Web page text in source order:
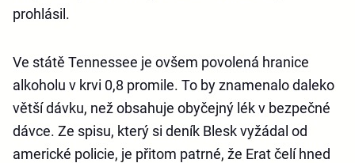
prohlásil.
Ve státě Tennessee je ovšem povolená hranice
alkoholu v krvi 0,8 promile. To by znamenalo daleko
větší dávku, než obsahuje obyčejný lék v bezpečné
dávce. Ze spisu, který si deník Blesk vyžádal od
americké policie, je přitom patrné, že Erat čelí hned